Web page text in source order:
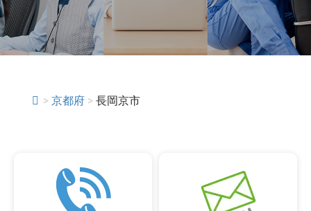
> 京都府 > 長岡京市